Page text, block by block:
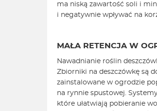
ma niską zawartość soli i
i negatywnie wpływać na
MAŁA RETENCJA W
Nawadnianie roślin
Zbiorniki na deszczówkę są
zainstalowane w ogrodzie
na rynnie spustowej.
które ułatwiają pobieranie